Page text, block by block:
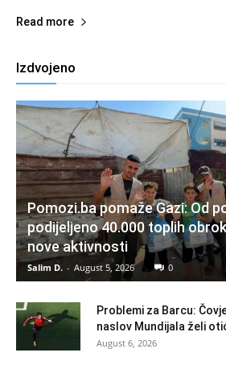
Read more
Izdvojeno
Pomozi.ba pomaže Gazi: Od
podijeljeno 40.000 toplih
nove aktivnosti
Salim D. - August 5, 2026 0
Problemi za Barcu:
naslov Mundijala želi
August 6, 2026